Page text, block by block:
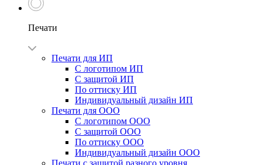
Печати
Печати для ИП
С логотипом ИП
С защитой ИП
По оттиску ИП
Индивидуальный дизайн ИП
Печати для ООО
С логотипом ООО
С защитой ООО
По оттиску ООО
Индивидуальный дизайн ООО
Печати с защитой разного уровня